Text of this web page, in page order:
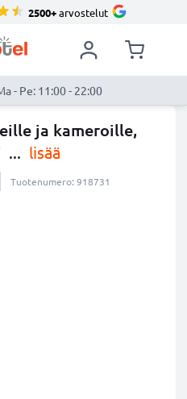
2500+arvostelut
- Pe: 11:00 - 22:00
ja kameroille,
... lisää
Tuotenumero: 918731